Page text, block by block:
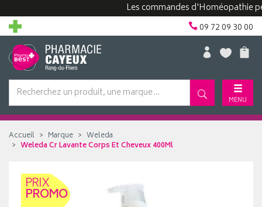
Les commandes d'Homéopathie
09 72 09 30 00
MENU
Accueil Marque
Weleda
Weleda Cr Lavante Corps Et Cheveux 400Ml
PRIX
PROMO